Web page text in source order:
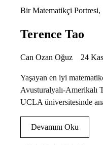
Bir Matematikçi Portresi
Terence Tao
Can Ozan Oğuz 24
Yaşayan en iyi
Avusturalyalı-Amerikalı
UCLA üniversitesinde
Devamını Oku